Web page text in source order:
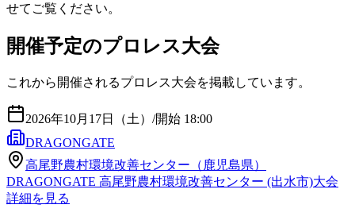
せてご覧ください。
開催予定のプロレス大会
これから開催されるプロレス大会を掲載しています。
2026年10月17日（土） /開始 18:00
DRAGONGATE
高尾野農村環境改善センター（鹿児島県）
DRAGONGATE 高尾野農村環境改善センター (出水市)大会
詳細を見る